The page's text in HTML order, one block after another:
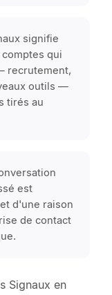
signifie
qui
recrutement,
outils —
tirés au
est
d'une raison
de contact
Signaux en